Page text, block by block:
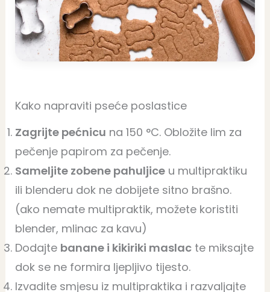
Kako napraviti pseće poslastice
Zagrijte pećnicu na 150 °C. Obložite lim za
pečenje papirom za pečenje.
Sameljite zobene pahuljiceu multipraktiku
ili blenderu dok ne dobijete sitno brašno.
(ako nemate multipraktik, možete koristiti
blender, mlinac za kavu)
Dodajte banane i kikiriki maslacte miksajte
dok se ne formira ljepljivo tijesto.
Izvadite smjesu iz multipraktika i razvaljajte